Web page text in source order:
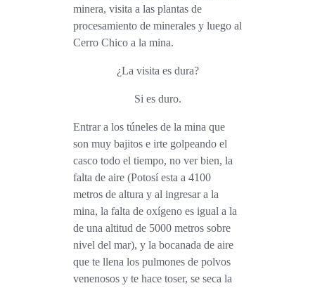
minera, visita a las plantas de
procesamiento de minerales y luego al
Cerro Chico a la mina.
¿La visita es dura?
Si es duro.
Entrar a los túneles de la mina que
son muy bajitos e irte golpeando el
casco todo el tiempo, no ver bien, la
falta de aire (Potosí esta a 4100
metros de altura y al ingresar a la
mina, la falta de oxígeno es igual a la
de una altitud de 5000 metros sobre
nivel del mar), y la bocanada de aire
que te llena los pulmones de polvos
venenosos y te hace toser, se seca la